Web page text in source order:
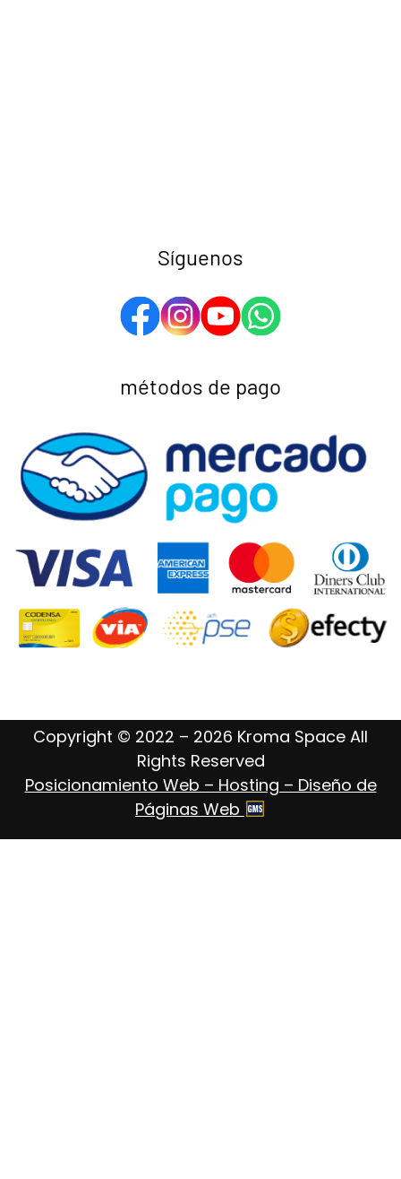
Síguenos
métodos de pago
Copyright © 2022 – 2026 Kroma Space All
Rights Reserved
Posicionamiento Web – Hosting – Diseño de
Páginas Web